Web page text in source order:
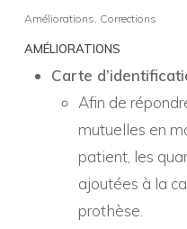
Améliorations, Corrections
AMÉLIORATIONS
Carte
Afin de
mutuelles en
patient, les
ajoutées à la
prothèse.